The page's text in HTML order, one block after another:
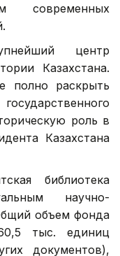
современных
центр
Казахстана.
полно раскрыть
роль в
Казахстана
библиотека
научно-
объем фонда
тыс. единиц
документов),